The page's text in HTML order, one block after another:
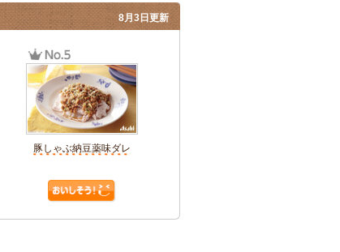
豚しゃぶ納豆薬味ダレ
8月3日更新